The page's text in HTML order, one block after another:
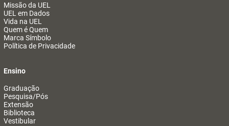
Missão da UEL
UEL em Dados
Vida na UEL
Quem é Quem
Marca Símbolo
Política de Privacidade
Ensino
Graduação
Pesquisa/Pós
Extensão
Biblioteca
Vestibular